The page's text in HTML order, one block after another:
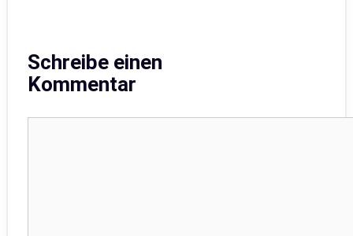
Schreibe einen
Kommentar